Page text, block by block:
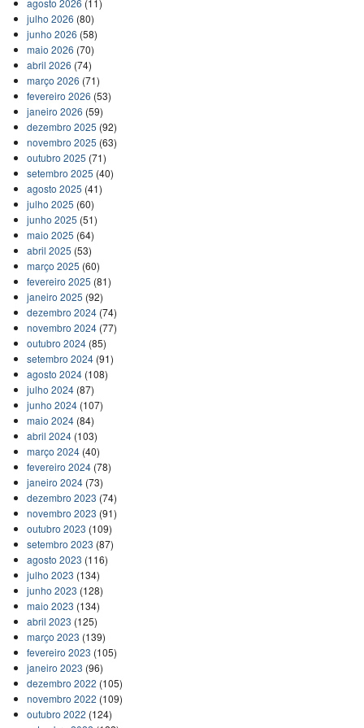
agosto 2026 (11)
julho 2026 (80)
junho 2026 (58)
maio 2026 (70)
abril 2026 (74)
março 2026 (71)
fevereiro 2026 (53)
janeiro 2026 (59)
dezembro 2025 (92)
novembro 2025 (63)
outubro 2025 (71)
setembro 2025 (40)
agosto 2025 (41)
julho 2025 (60)
junho 2025 (51)
maio 2025 (64)
abril 2025 (53)
março 2025 (60)
fevereiro 2025 (81)
janeiro 2025 (92)
dezembro 2024(74)
novembro 2024(77)
outubro 2024(85)
setembro 2024(91)
agosto 2024(108)
julho 2024(87)
junho 2024(107)
maio 2024(84)
abril 2024(103)
março 2024(40)
fevereiro 2024(78)
janeiro 2024(73)
dezembro 2023 (74)
novembro 2023 (91)
outubro 2023 (109)
setembro 2023 (87)
agosto 2023 (116)
julho 2023 (134)
junho 2023 (128)
maio 2023 (134)
abril 2023 (125)
março 2023 (139)
fevereiro 2023 (105)
janeiro 2023 (96)
dezembro 2022 (105)
novembro 2022 (109)
outubro 2022 (124)